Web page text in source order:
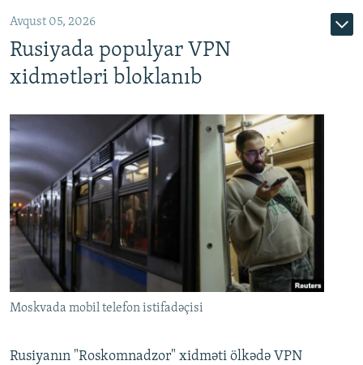
Avqust 05, 2026
Rusiyada populyar VPN
xidmətləri bloklanıb
Moskvada mobil telefon istifadəçisi
Rusiyanın "Roskomnadzor" xidməti ölkədə VPN